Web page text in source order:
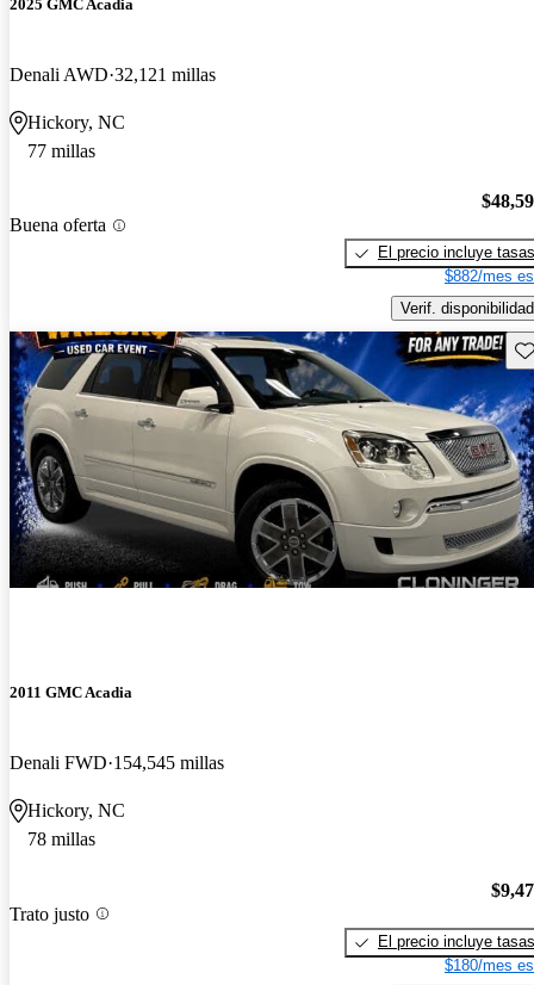
2025 GMC Acadia
Denali AWD 32,121 millas
Hickory, NC
77 millas
Buena oferta
El precio incluye tasas
$882/mes
Verif. disponibilidad
2011 GMC Acadia
Denali FWD 154,545 millas
Hickory, NC
78 millas
Trato justo
El precio incluye tasas
$180/mes